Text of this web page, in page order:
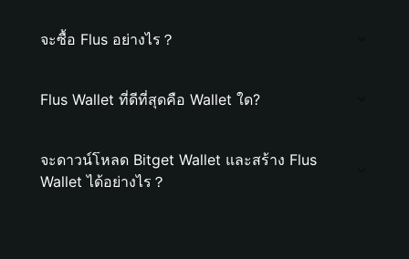
จะซื้อ Flus อย่างไร？
Flus Wallet ที่ดีที่สุดคือ Wallet ใด?
จะดาวน์โหลด Bitget Wallet และสร้าง Flus
Wallet ได้อย่างไร？